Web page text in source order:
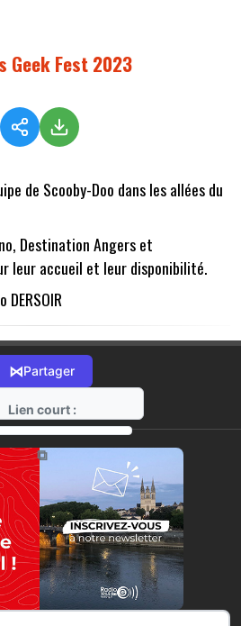
Geek Fest 2023
de Scooby-Doo dans les allées du
Destination Angers et
leur accueil et leur disponibilité.
⋈Partager
Lien court :
https://radio-g.fr?12208
⧉